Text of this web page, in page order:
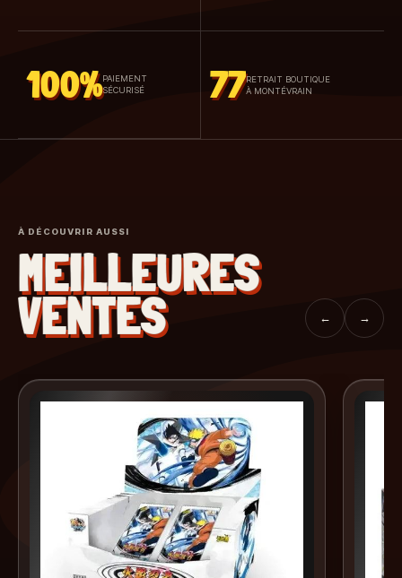
100% PAIEMENT
SÉCURISÉ
77RETRAIT BOUTIQUE
À MONTÉVRAIN
À DÉCOUVRIR AUSSI
MEILLEURES
VENTES ← →